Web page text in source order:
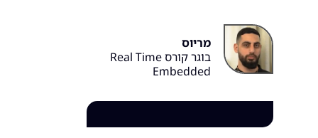
מריוס
בוגר קורס Real Time
Embedded